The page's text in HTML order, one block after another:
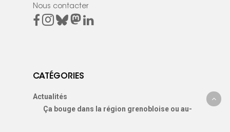
Nous contacter
CATÉGORIES
Actualités
Ça bouge dans la région grenobloise ou au-